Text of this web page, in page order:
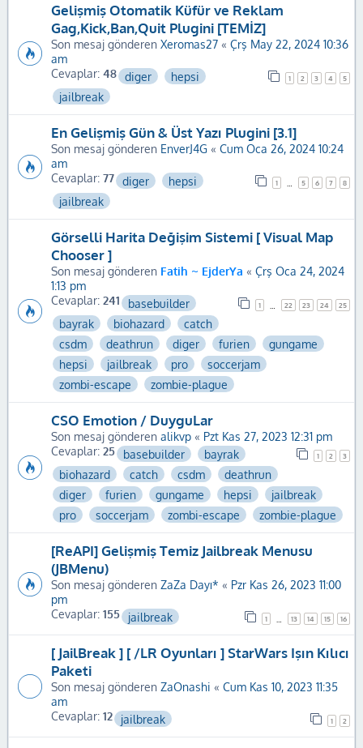
Gelişmiş Otomatik Küfür ve Reklam
Gag,Kick,Ban,Quit Plugini [TEMİZ]
Son mesaj gönderen Xeromas27 « Çrş May 22, 2024 10:36
am
Cevaplar: 48 1 2 3 4 5
diger
hepsi
jailbreak
En Gelişmiş Gün & Üst Yazı Plugini [3.1]
Son mesaj gönderen EnverJ4G « Cum Oca 26, 2024 10:24
am
Cevaplar: 77 1 5 6 7 8
diger
hepsi
jailbreak
Görselli Harita Değişim Sistemi [ Visual Map
Chooser ]
Son mesaj gönderen Fatih ~ EjderYa « Çrş Oca 24, 2024
1:13 pm
Cevaplar: 241 1 22 23 24 25
basebuilder
bayrak
biohazard
catch
csdm
deathrun diger furien
gungame
hepsi
jailbreak pro
soccerjam
zombi-escape
zombie-plague
CSO Emotion / DuyguLar
Son mesaj gönderen alikvp « Pzt Kas 27, 2023 12:31 pm
Cevaplar: 25 1 2 3
basebuilder
bayrak
biohazard
catch csdm
deathrun
diger
furien gungame hepsi
jailbreak
pro
soccerjam zombi-escape zombie-plague
[ReAPI] Gelişmiş Temiz Jailbreak Menusu
(JBMenu)
Son mesaj gönderen ZaZa Dayı* « Pzr Kas 26, 2023 11:00
pm
Cevaplar: 155 1 13 14 15 16
jailbreak
[ JailBreak ] [ /LR Oyunları ] StarWars Işın Kılıcı
Paketi
Son mesaj gönderen ZaOnashi « Cum Kas 10, 2023 11:35
am
Cevaplar: 12 1 2
jailbreak